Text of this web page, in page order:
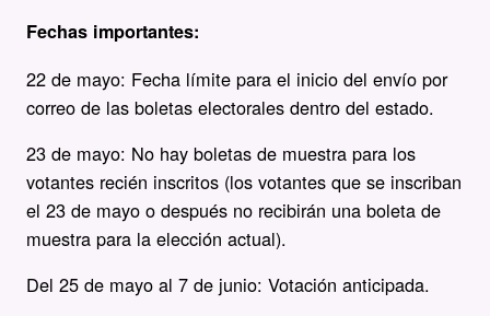
Fechas importantes:
22 de mayo: Fecha límite para el inicio del envío por
correo de las boletas electorales dentro del estado.
23 de mayo: No hay boletas de muestra para los
votantes recién inscritos (los votantes que se inscriban
el 23 de mayo o después no recibirán una boleta de
muestra para la elección actual).
Del 25 de mayo al 7 de junio: Votación anticipada.